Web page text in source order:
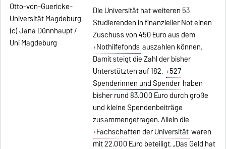
Die Universität hat weiteren 53
Studierenden in finanzieller Not einen
Zuschuss von 450 Euro aus dem
Nothilfefonds auszahlen können.
Damit steigt die Zahl der bisher
Unterstützten auf 182. 527
Spenderinnen und Spender haben
bisher rund 83.000 Euro durch große
und kleine Spendenbeiträge
zusammengetragen. Allein die
Fachschaften der Universität waren
mit 22.000 Euro beteiligt. „Das Geld hat